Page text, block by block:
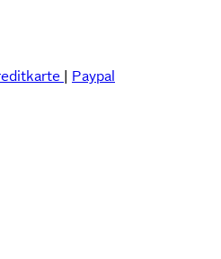
Paypal